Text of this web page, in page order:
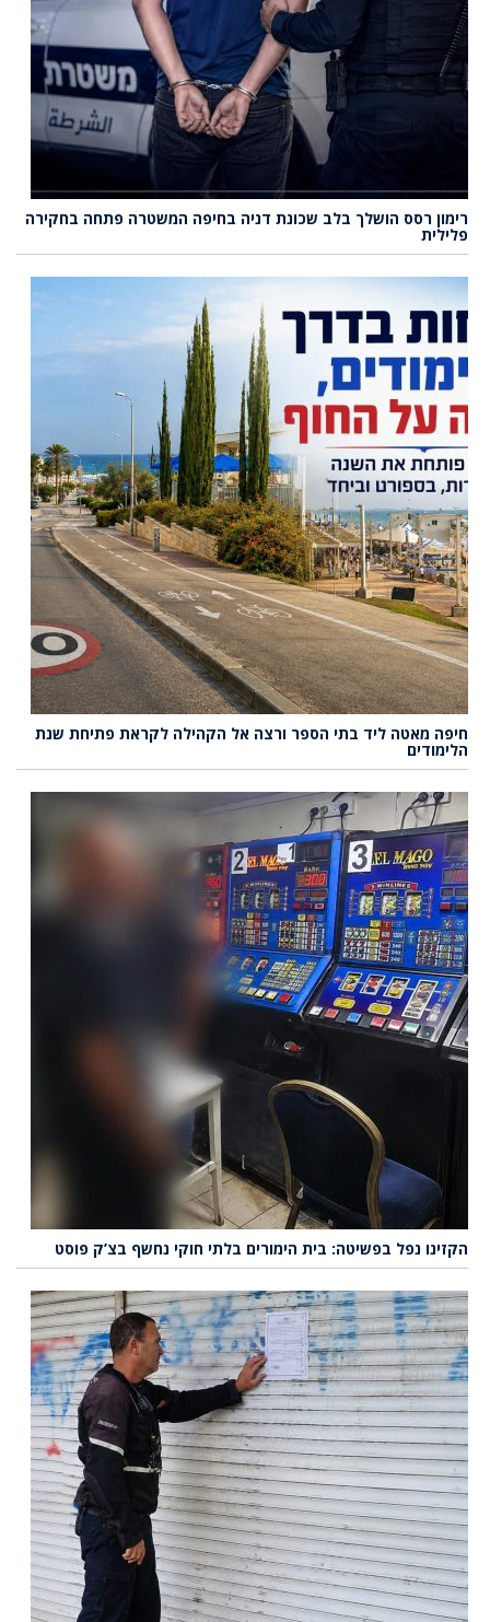
רימון רסס הושלך בלב שכונת דניה בחיפה המשטרה פתחה בחקירה
פלילית
חיפה מאטה ליד בתי הספר ורצה אל הקהילה לקראת פתיחת שנת
הלימודים
הקזינו נפל בפשיטה: בית הימורים בלתי חוקי נחשף בצ’ק פוסט